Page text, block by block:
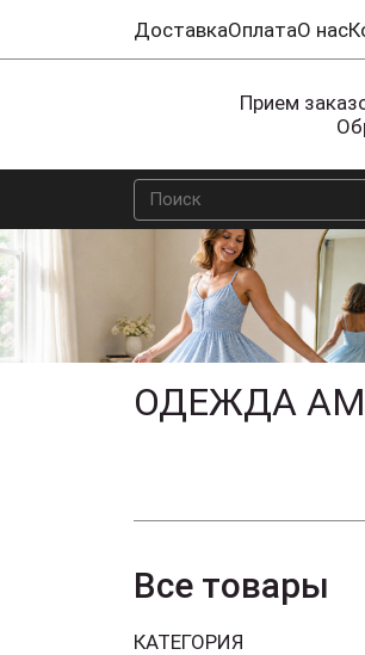
ДоставкаОплатаО нас
Прием
ОДЕЖДА
Все товары
КАТЕГОРИЯ